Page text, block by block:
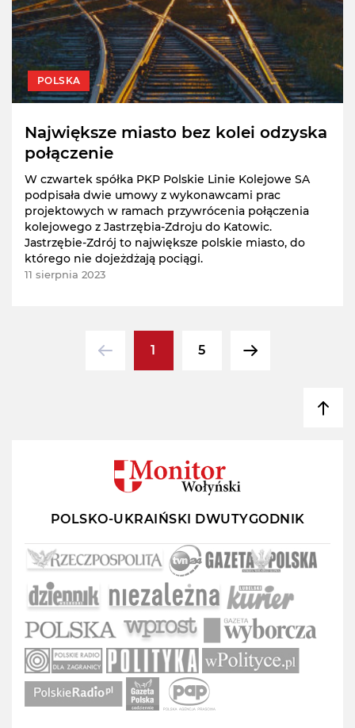
POLSKA
Największe miasto bez kolei odzyska
połączenie
W czwartek spółka PKP Polskie Linie Kolejowe SA
podpisała dwie umowy z wykonawcami prac
projektowych w ramach przywrócenia połączenia
kolejowego z Jastrzębia-Zdroju do Katowic.
Jastrzębie-Zdrój to największe polskie miasto, do
którego nie dojeżdżają pociągi.
11 sierpnia 2023
1 5
POLSKO-UKRAIŃSKI DWUTYGODNIK